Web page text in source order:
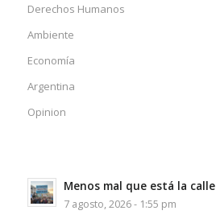
Derechos Humanos
Ambiente
Economía
Argentina
Opinion
Menos mal que está la calle
7 agosto, 2026 - 1:55 pm